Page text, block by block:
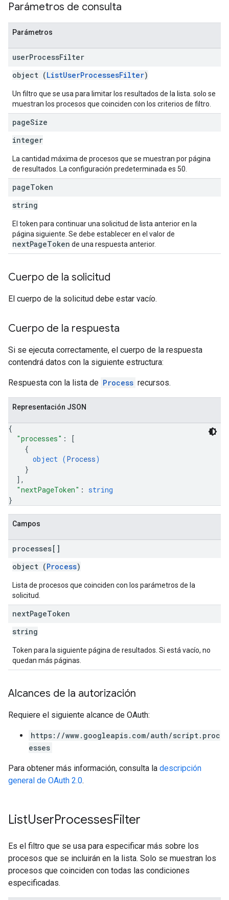
Parámetros de consulta
Parámetros
userProcessFilter
object (ListUserProcessesFilter)
Un filtro que se usa para limitar los resultados de la lista. solo se
muestran los procesos que coinciden con los criterios de filtro.
pageSize
integer
La cantidad máxima de procesos que se muestran por página
de resultados. La configuración predeterminada es 50.
pageToken
string
El token para continuar una solicitud de lista anterior en la
página siguiente. Se debe establecer en el valor de
nextPageToken de una respuesta anterior.
Cuerpo de la solicitud
El cuerpo de la solicitud debe estar vacío.
Cuerpo de la respuesta
Si se ejecuta correctamente, el cuerpo de la respuesta
contendrá datos con la siguiente estructura:
Respuesta con la lista de Process recursos.
Representación JSON
{
"processes" :
[
{
object (Process)
}
] ,
"nextPageToken" : string
}
Campos
processes[]
object (Process)
Lista de procesos que coinciden con los parámetros de la
solicitud.
nextPageToken
string
Token para la siguiente página de resultados. Si está vacío, no
quedan más páginas.
Alcances de la autorización
Requiere el siguiente alcance de OAuth:
https://www.googleapis.com/auth/script.proc
esses
Para obtener más información, consulta la descripción
general de OAuth 2.0.
ListUserProcessesFilter
Es el filtro que se usa para especificar más sobre los
procesos que se incluirán en la lista. Solo se muestran los
procesos que coinciden con todas las condiciones
especificadas.